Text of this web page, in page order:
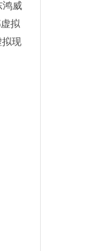
鸿威
拟
拟现